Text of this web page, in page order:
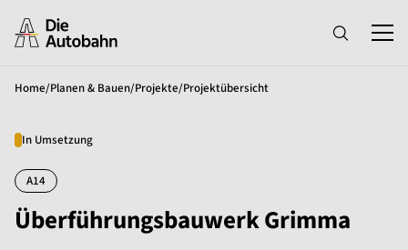
Home/Planen & Bauen/Projekte/Projektübersicht
In Umsetzung
A14
Überführungsbauwerk Grimma